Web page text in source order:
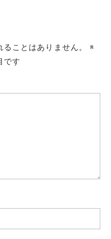
ことはありません。
※
です